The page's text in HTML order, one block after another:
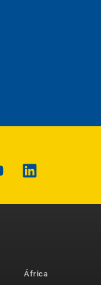
África